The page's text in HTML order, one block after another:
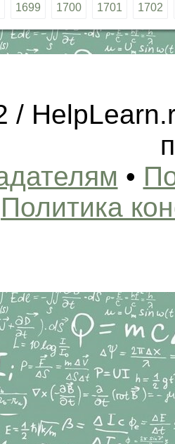
1699 1700 1701 1702
/
•
Политика